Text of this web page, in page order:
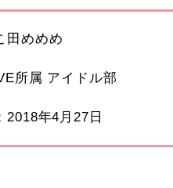
田めめめ
所属 アイドル部
2018年4月27日